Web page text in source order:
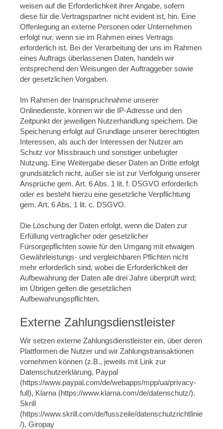
weisen auf die Erforderlichkeit ihrer Angabe, sofern
diese für die Vertragspartner nicht evident ist, hin. Eine
Offenlegung an externe Personen oder Unternehmen
erfolgt nur, wenn sie im Rahmen eines Vertrags
erforderlich ist. Bei der Verarbeitung der uns im Rahmen
eines Auftrags überlassenen Daten, handeln wir
entsprechend den Weisungen der Auftraggeber sowie
der gesetzlichen Vorgaben.
Im Rahmen der Inanspruchnahme unserer
Onlinedienste, können wir die IP-Adresse und den
Zeitpunkt der jeweiligen Nutzerhandlung speichern. Die
Speicherung erfolgt auf Grundlage unserer berechtigten
Interessen, als auch der Interessen der Nutzer am
Schutz vor Missbrauch und sonstiger unbefugter
Nutzung. Eine Weitergabe dieser Daten an Dritte erfolgt
grundsätzlich nicht, außer sie ist zur Verfolgung unserer
Ansprüche gem. Art. 6 Abs. 1 lit. f. DSGVO erforderlich
oder es besteht hierzu eine gesetzliche Verpflichtung
gem. Art. 6 Abs. 1 lit. c. DSGVO.
Die Löschung der Daten erfolgt, wenn die Daten zur
Erfüllung vertraglicher oder gesetzlicher
Fürsorgepflichten sowie für den Umgang mit etwaigen
Gewährleistungs- und vergleichbaren Pflichten nicht
mehr erforderlich sind, wobei die Erforderlichkeit der
Aufbewahrung der Daten alle drei Jahre überprüft wird;
im Übrigen gelten die gesetzlichen
Aufbewahrungspflichten.
Externe Zahlungsdienstleister
Wir setzen externe Zahlungsdienstleister ein, über deren
Plattformen die Nutzer und wir Zahlungstransaktionen
vornehmen können (z.B., jeweils mit Link zur
Datenschutzerklärung, Paypal
(https://www.paypal.com/de/webapps/mpp/ua/privacy-
full), Klarna (https://www.klarna.com/de/datenschutz/),
Skrill
(https://www.skrill.com/de/fusszeile/datenschutzrichtlinie
/), Giropay